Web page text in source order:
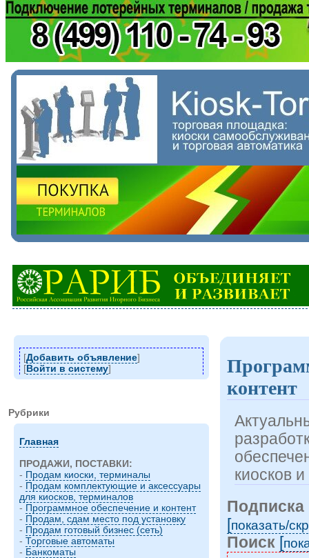
[Добавить объявление]
[Войти в систему]
Рубрики
Главная
ПРОДАЖИ, ПОСТАВКИ:
- Продам киоски, терминалы
- Продам комплектующие и аксессуары
для киосков, терминалов
- Программное обеспечение и контент
- Продам, сдам место под установку
- Продам готовый бизнес (сеть)
- Торговые автоматы
- Банкоматы
контент
киосков
Подписка
[показать/
Поиск [